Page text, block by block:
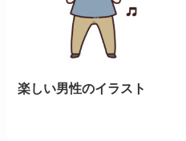
楽しい男性のイラスト